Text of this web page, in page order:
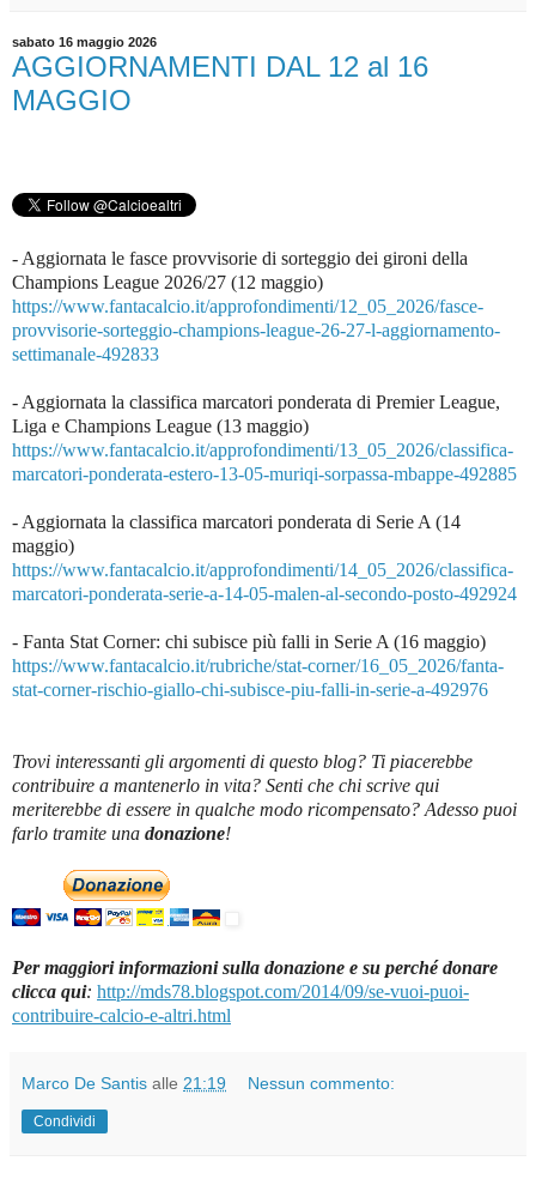
sabato 16 maggio 2026
AGGIORNAMENTI DAL 12 al 16
MAGGIO
- Aggiornata le fasce provvisorie di sorteggio dei gironi della
Champions League 2026/27 (12 maggio)
https://www.fantacalcio.it/approfondimenti/12_05_2026/fasce-
provvisorie-sorteggio-champions-league-26-27-l-aggiornamento-
settimanale-492833
- Aggiornata la classifica marcatori ponderata di Premier League,
Liga e Champions League (13 maggio)
https://www.fantacalcio.it/approfondimenti/13_05_2026/classifica-
marcatori-ponderata-estero-13-05-muriqi-sorpassa-mbappe-492885
- Aggiornata la classifica marcatori ponderata di Serie A (14
maggio)
https://www.fantacalcio.it/approfondimenti/14_05_2026/classifica-
marcatori-ponderata-serie-a-14-05-malen-al-secondo-posto-492924
- Fanta Stat Corner: chi subisce più falli in Serie A (16 maggio)
https://www.fantacalcio.it/rubriche/stat-corner/16_05_2026/fanta-
stat-corner-rischio-giallo-chi-subisce-piu-falli-in-serie-a-492976
Trovi interessanti gli argomenti di questo blog? Ti piacerebbe
contribuire a mantenerlo in vita? Senti che chi scrive qui
meriterebbe di essere in qualche modo ricompensato? Adesso puoi
farlo tramite una donazione!
Per maggiori informazioni sulla donazione e su perché donare
clicca qui: http://mds78.blogspot.com/2014/09/se-vuoi-puoi-
contribuire-calcio-e-altri.html
Marco De Santis alle 21:19 Nessun commento:
Condividi